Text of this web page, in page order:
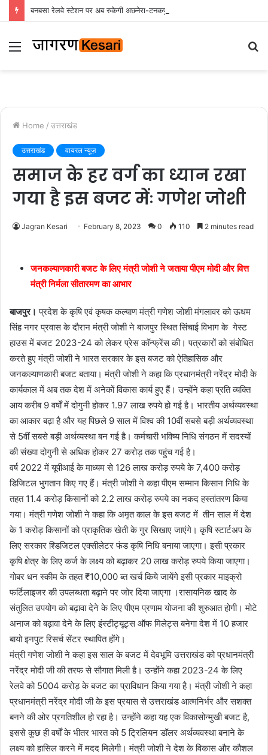
Menu
Home / उत्तराखंड
उत्तराखंड वायरल न्यूज़
समाज के हर वर्ग का ध्यान रखा
गया है इस बजट मेंः गणेश जोशी
Jagran Kesari February 8, 2023 0 110 2 minutes read
जनकल्याणकारी बजट के लिए मंत्री जोशी ने जताया पीएम मोदी और वित्त
मंत्री निर्मला सीतारमण का आभार
बाजपुर। प्रदेश के कृषि एवं कृषक कल्याण मंत्री गणेश जोशी मंगलावर को ऊधम
सिंह नगर प्रवास के दौरान मंत्री जोशी ने बाजपुर स्थित सिंचाई विभाग के गेस्ट
हाउस में बजट 2023-24 को लेकर प्रेस कॉन्फ्रेंस की। पत्रकारों को संबोधित
करते हुए मंत्री जोशी ने भारत सरकार के इस बजट को ऐतिहासिक और
जनकल्याणकारी बजट बताया। मंत्री जोशी ने कहा कि प्रधानमंत्री नरेंद्र मोदी के
कार्यकाल में अब तक देश में अनेकों विकास कार्य हुए हैं। उन्होंने कहा प्रति व्यक्ति
आय करीब 9 वर्षों में दोगुनी होकर 1.97 लाख रुपये हो गई है। भारतीय अर्थव्यवस्था
का आकार बढ़ा है और यह पिछले 9 साल में विश्व की 10वीं सबसे बड़ी अर्थव्यवस्था
से 5वीं सबसे बड़ी अर्थव्यस्था बन गई है। कर्मचारी भविष्य निधि संगठन में सदस्यों
की संख्या दोगुनी से अधिक होकर 27 करोड़ तक पहुंच गई है।
वर्ष 2022 में यूपीआई के माध्यम से 126 लाख करोड़ रुपये के 7,400 करोड़
डिजिटल भुगतान किए गए हैं। मंत्री जोशी ने कहा पीएम सम्मान किसान निधि के
तहत 11.4 करोड़ किसानों को 2.2 लाख करोड़ रुपये का नकद हस्तांतरण किया
गया। मंत्री गणेश जोशी ने कहा कि अमृत काल के इस बजट में तीन साल में देश
के 1 करोड़ किसानों को प्राकृतिक खेती के गुर सिखाए जाएंगे। कृषि स्टार्टअप के
लिए सरकार श्डिजिटल एक्सीलेटर फंड कृषि निधि बनाया जाएगा। इसी प्रकार
कृषि क्षेत्र के लिए कर्ज के लक्ष्य को बढ़ाकर 20 लाख करोड़ रुपये किया जाएगा।
गोबर धन स्कीम के तहत ₹10,000 ब्त खर्च किये जायेंगे इसी प्रकार माइक्रो
फर्टिलाइजर की उपलब्धता बढ़ाने पर जोर दिया जाएगा ।रासायनिक खाद के
संतुलित उपयोग को बढ़ावा देने के लिए पीएम प्रणाम योजना की शुरुआत होगी। मोटे
अनाज को बढ़ावा देने के लिए इंस्टीट्यूट्स ऑफ मिलेट्स बनेगा देश में 10 हजार
बायो इनपुट रिसर्च सेंटर स्थापित होंगे।
मंत्री गणेश जोशी ने कहा इस साल के बजट में देवभूमि उत्तराखंड को प्रधानमंत्री
नरेंद्र मोदी जी की तरफ से सौगात मिली है। उन्होंने कहा 2023-24 के लिए
रेलवे को 5004 करोड़ के बजट का प्राविधान किया गया है। मंत्री जोशी ने कहा
प्रधानमंत्री नरेंद्र मोदी जी के इस प्रयास से उत्तराखंड आत्मनिर्भर और सशक्त
बनने की ओर प्रगतिशील हो रहा है। उन्होंने कहा यह एक विकासोन्मुखी बजट है,
इससे कुछ ही वर्षों के भीतर भारत को 5 ट्रिलियन डॉलर अर्थव्यवस्था बनाने के
लक्ष्य को हासिल करने में मदद मिलेगी। मंत्री जोशी ने देश के विकास और कौशल